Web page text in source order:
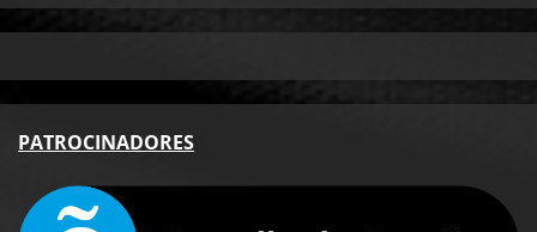
PATROCINADORES